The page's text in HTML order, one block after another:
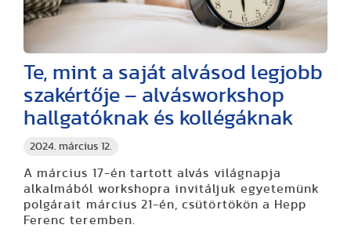
2024. március 12.
Te, mint a saját alvásod legjobb
szakértője – alvásworkshop
hallgatóknak és kollégáknak
A március 17-én tartott alvás világnapja
alkalmából workshopra invitáljuk egyetemünk
polgárait március 21-én, csütörtökön a Hepp
Ferenc teremben.